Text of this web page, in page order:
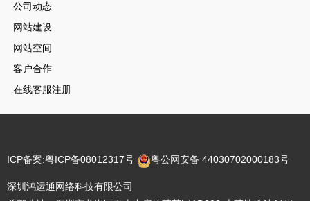
公司动态
网站建设
网站空间
客户合作
在线客服注册
ICP备案:粤ICP备08012317号 粤公网安备 44030702000183号
深圳鸿运通网络科技有限公司